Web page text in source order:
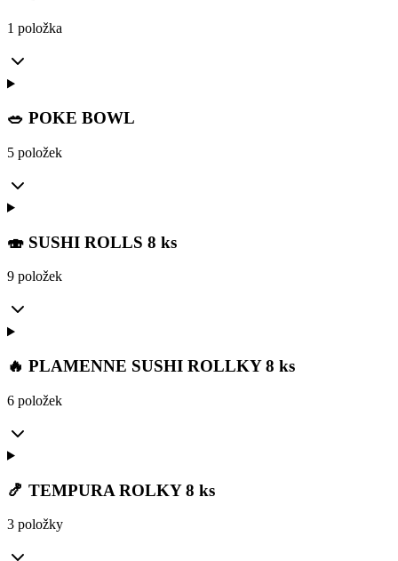
1 položka
🥗 POKE BOWL
5 položek
🍣 SUSHI ROLLS 8 ks
9 položek
🔥 PLAMENNE SUSHI ROLLKY 8 ks
6 položek
🍤 TEMPURA ROLKY 8 ks
3 položky